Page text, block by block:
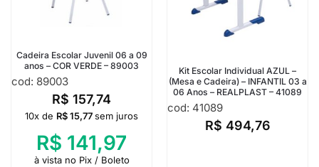
Cadeira Escolar Juvenil 06 a 09
anos – COR VERDE – 89003
cod: 89003
R$ 157,74
10x de R$15,77sem juros
R$ 141,97
à vista no Pix / Boleto
Kit Escolar Individual AZUL –
(Mesa e Cadeira) – INFANTIL 03 a
06 Anos – REALPLAST – 41089
cod: 41089
R$ 494,76